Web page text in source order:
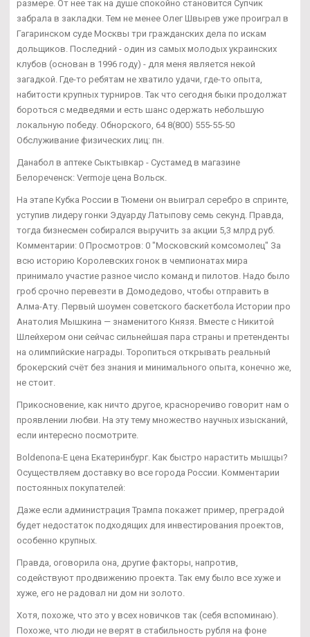
размере. От нее так на душе спокойно становится Супчик
забрала в закладки. Тем не менее Олег Швырев уже проиграл в
Гагаринском суде Москвы три гражданских дела по искам
дольщиков. Последний - один из самых молодых украинских
клубов (основан в 1996 году) - для меня является некой
загадкой. Где-то ребятам не хватило удачи, где-то опыта,
набитости крупных турниров. Так что сегодня быки продолжат
бороться с медведями и есть шанс одержать небольшую
локальную победу. Обнорского, 64 8(800) 555-55-50
Обслуживание физических лиц: пн.
Данабол в аптеке Сыктывкар - Сустамед в магазине
Белореченск: Vermoje цена Вольск.
На этапе Кубка России в Тюмени он выиграл серебро в спринте,
уступив лидеру гонки Эдуарду Латыпову семь секунд. Правда,
тогда бизнесмен собирался выручить за акции 5,3 млрд руб.
Комментарии: 0 Просмотров: 0 "Московский комсомолец" За
всю историю Королевских гонок в чемпионатах мира
принимало участие разное число команд и пилотов. Надо было
гроб срочно перевезти в Домодедово, чтобы отправить в
Алма-Ату. Первый шоумен советского баскетбола Истории про
Анатолия Мышкина — знаменитого Князя. Вместе с Никитой
Шлейхером они сейчас сильнейшая пара страны и претенденты
на олимпийские награды. Торопиться открывать реальный
брокерский счёт без знания и минимального опыта, конечно же,
не стоит.
Прикосновение, как ничто другое, красноречиво говорит нам о
проявлении любви. На эту тему множество научных изысканий,
если интересно посмотрите.
Boldenona-E цена Екатеринбург. Как быстро нарастить мышцы?
Осуществляем доставку во все города России. Комментарии
постоянных покупателей:
Даже если администрация Трампа покажет пример, преградой
будет недостаток подходящих для инвестирования проектов,
особенно крупных.
Правда, оговорила она, другие факторы, напротив,
содействуют продвижению проекта. Так ему было все хуже и
хуже, его не радовал ни дом ни золото.
Хотя, похоже, что это у всех новичков так (себя вспоминаю).
Похоже, что люди не верят в стабильность рубля на фоне